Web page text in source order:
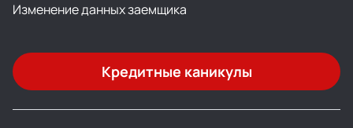
Изменение данных заемщика
Кредитные каникулы